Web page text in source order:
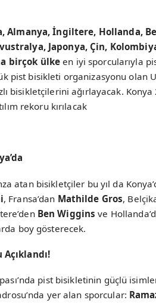
Almanya, İngiltere, Hollanda,
Japonya, Çin,
birçok ülke en iyi sporcularıyla
pist bisikleti organizasyonu olan
bisikletçilerini ağırlayacak.
rekoru kırılacak
atan bisikletçiler bu yıl da
, Fransa’dan Mathilde Gros,
Ben Wiggins ve
boy gösterecek.
pist bisikletinin güçlü
yer alan sporcular: